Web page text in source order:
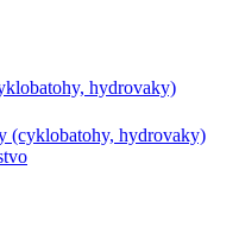
hydrovaky)
(cyklobatohy, hydrovaky)